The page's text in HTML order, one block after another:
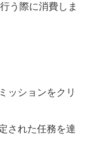
う際に消費しま
ッションをクリ
された任務を達